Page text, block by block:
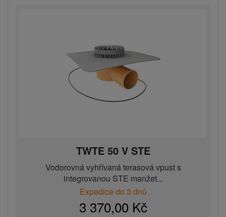
TWTE 50 V STE
Vodorovná vyhřívaná terasová vpust s
integrovanou STE manžet...
Expedice do 3 dnů
3 370,00 Kč